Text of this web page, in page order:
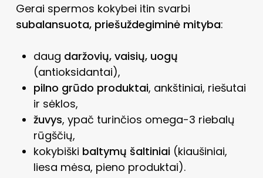
Gerai spermos kokybei itin svarbi
subalansuota, priešuždegiminė mityba:
daug daržovių, vaisių, uogų
(antioksidantai),
pilno grūdo produktai, ankštiniai, riešutai
ir sėklos,
žuvys, ypač turinčios omega-3 riebalų
rūgščių,
kokybiški baltymų šaltiniai(kiaušiniai,
liesa mėsa, pieno produktai).